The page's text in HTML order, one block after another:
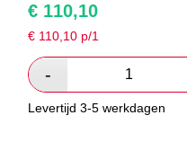
€ 110,10
€ 110,10 p/1
Levertijd 3-5 werkdagen